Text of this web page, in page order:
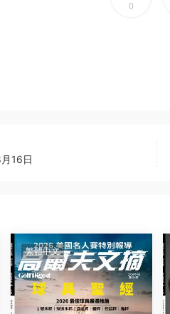
0
16日
繁體中文